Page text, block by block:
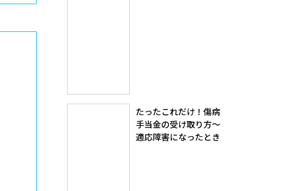
たったこれだけ！傷病
手当金の受け取り方～
適応障害になったとき